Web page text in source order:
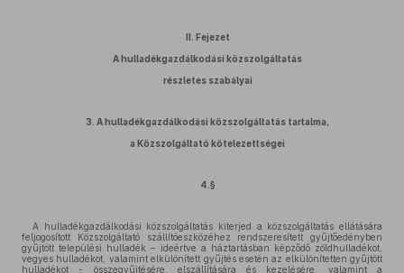
II. Fejezet
A hulladékgazdálkodási közszolgáltatás
részletes szabályai
3. A hulladékgazdálkodási közszolgáltatás tartalma,
a Közszolgáltató kötelezettségei
4.§
A hulladékgazdálkodási közszolgáltatás kiterjed a közszolgáltatás ellátására
feljogosított Közszolgáltató szállítóeszközéhez rendszeresített gyűjtőedényben
gyűjtött települési hulladék – ideértve a háztartásban képződő zöldhulladékot,
vegyes hulladékot, valamint elkülönített gyűjtés esetén az elkülönítetten gyűjtött
hulladékot - összegyűjtésére, elszállítására és kezelésére, valamint a